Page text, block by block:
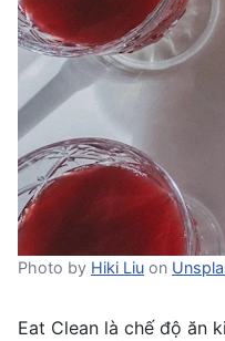
Photo by Hiki Liu on
Eat Clean là chế độ ăn